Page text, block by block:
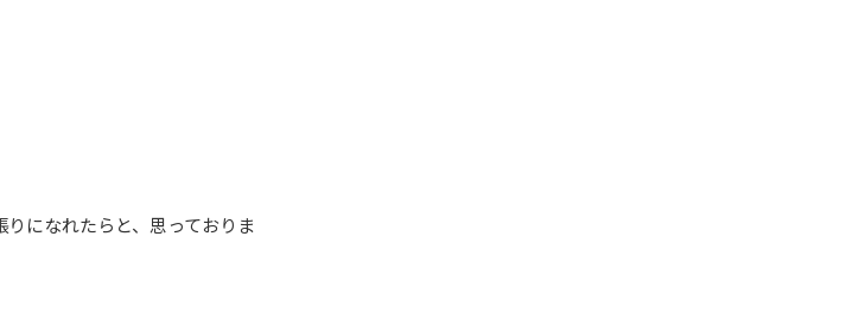
になれたらと、思っておりま